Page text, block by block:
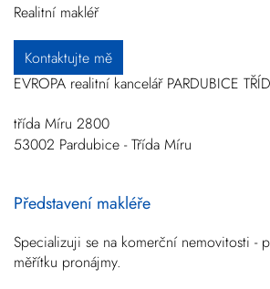
Realitní makléř
Kontaktujte mě
EVROPA realitní kancelář PARDUBICE
třída Míru 2800
53002 Pardubice - Třída Míru
Představení makléře
Specializuji se na komerční nemovitosti -
měřítku pronájmy.